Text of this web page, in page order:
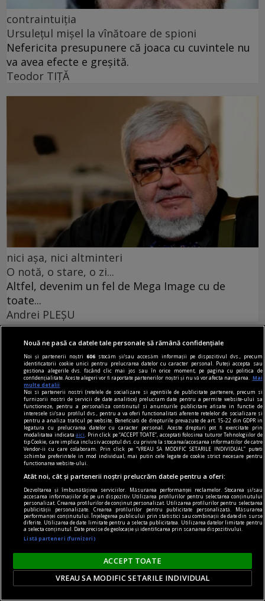
contraintuiția
Ursulețul mișel la vînătoare de spioni
Nefericita presupunere că joaca cu cuvintele nu
va avea efecte e greșită.
Teodor TIŢĂ
nici așa, nici altminteri
O notă, o stare, o zi...
Altfel, devenim un fel de Mega Image cu de
toate...
Andrei PLEŞU
la răscruce de gînduri
Ce este întunecarea?
Unii dintre contemporani descifrează misterele
galaxiilor îndepărtate cu ajutorul unui nou
telescop spațial.
Andrei CORNEA
Nouă ne pasă ca datele tale personale să rămână confidențiale
Noi și partenerii noștri606 stocăm și/sau accesăm informații pe dispozitivul dvs., precum
identificatorii cookie unici pentru prelucrarea datelor cu caracter personal. Puteți accepta sau
gestiona alegerile dvs. făcând clic mai jos sau în orice moment, pe pagina cu politica de
confidențialitate. Aceste alegeri vor fi raportate partenerilor noștri și nu vă vor afecta navigarea.
Mai
multe detalii
Noi si partenerii nostri (retelele de socializare si agentiile de publicitate partenere, precum si
furnizorii nostri de servicii de date analitice) prelucram date pentru a permite website-ului sa
functioneze, pentru a personaliza continutul si anunturile publicitare afisate in functie de
interesele si/sau profilul dvs., pentru a va oferi functionalitati aferente retelelor de socializare si
pentru a analiza traficul pe website. Beneficiati de drepturile prevazute de art. 15-22 din GDPR in
legatura cu prelucrarea datelor cu caracter personal. Aceste drepturi pot fi exercitate prin
modalitatea indicataaici
. Prin click pe “ACCEPT TOATE”, acceptati folosirea tuturor Tehnologiilor de
tip Cookie, care implica inclusiv acceptul dvs. cu privire la stocarea/accesarea informatiilor de catre
Vendor-ii cu care colaboram. Prin click pe “VREAU SA MODIFIC SETARILE INDIVIDUAL” puteti
schimba preferintele in mod individual, mai putin cele legate de cookie strict necesare pentru
functionarea website-ului.
Atât noi, cât și partenerii noștri prelucrăm datele pentru a oferi:
Dezvoltarea și îmbunătățirea serviciilor. Măsurarea performanței reclamelor. Stocarea și/sau
accesarea informațiilor de pe un dispozitiv. Utilizarea profilurilor pentru selectarea conținutului
personalizat. Crearea profilurilor de conținut personalizat. Utilizarea profilurilor pentru selectarea
publicității personalizate. Crearea profilurilor pentru publicitate personalizată. Măsurarea
performanței conținutului. Înțelegerea publicului prin statistici sau combinații de date din surse
diferite. Utilizarea de date limitate pentru a selecta publicitatea. Utilizarea datelor limitate pentru
a selecta conținutul. Date precise de geolocație și identificarea prin scanarea dispozitivului.
Listă parteneri (furnizori)
ACCEPT TOATE
VREAU SA MODIFIC SETARILE INDIVIDUAL